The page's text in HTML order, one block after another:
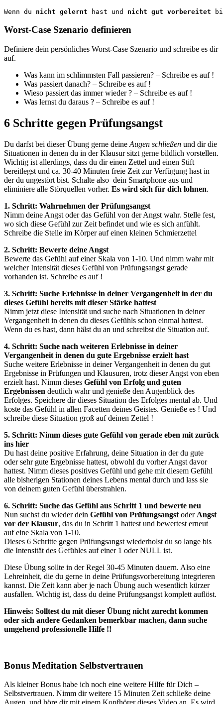
Wenn du nicht gelernt hast und nicht gut vorbereitet
Worst-Case Szenario definieren
Definiere dein persönliches Worst-Case Szenario und schreibe es dir
auf.
Was kann im schlimmsten Fall passieren? – Schreibe es auf !
Was passiert danach? – Schreibe es auf !
Wieso passiert das immer wieder ? – Schreibe es auf !
Was lernst du daraus ? – Schreibe es auf !
6 Schritte gegen Prüfungsangst
Du darfst bei dieser Übung gerne deine Augen schließen und dir die
Situationen in denen du in der Klausur sitzt gerne bildlich vorstellen.
Wichtig ist allerdings, dass du dir einen Zettel und einen Stift
bereitlegst und ca. 30-40 Minuten freie Zeit zur Verfügung hast in
der du ungestört bist. Schalte also dein Smartphone aus und
eliminiere alle Störquellen vorher. Es wird sich für dich lohnen.
1. Schritt: Wahrnehmen der Prüfungsangst
Nimm deine Angst oder das Gefühl von der Angst wahr. Stelle fest,
wo sich diese Gefühl zur Zeit befindet und wie es sich anfühlt.
Schreibe die Stelle im Körper auf einen kleinen Schmierzettel
2. Schritt: Bewerte deine Angst
Bewerte das Gefühl auf einer Skala von 1-10. Und nimm wahr mit
welcher Intensität dieses Gefühl von Prüfungsangst gerade
vorhanden ist. Schreibe es auf !
3. Schritt: Suche Erlebnisse in deiner Vergangenheit in der du
dieses Gefühl bereits mit dieser Stärke hattest
Nimm jetzt diese Intensität und suche nach Situationen in deiner
Vergangenheit in denen du dieses Gefühls schon einmal hattest.
Wenn du es hast, dann hälst du an und schreibst die Situation auf.
4. Schritt: Suche nach weiteren Erlebnisse in deiner
Vergangenheit in denen du gute Ergebnisse erzielt hast
Suche weitere Erlebnisse in deiner Vergangenheit in denen du gut
Ergebnisse in Prüfungen und Klausuren, trotz dieser Angst von eben
erzielt hast. Nimm dieses Gefühl von Erfolg und guten
Ergebnissen deutlich wahr und genieße den Augenblick des
Erfolges. Speichere dir dieses Situation des Erfolges mental ab. Und
koste das Gefühl in allen Facetten deines Geistes. Genieße es ! Und
schreibe diese Situation groß auf deinen Zettel !
5. Schritt: Nimm dieses gute Gefühl von gerade eben mit zurück
ins hier
Du hast deine positive Erfahrung, deine Situation in der du gute
oder sehr gute Ergebnisse hattest, obwohl du vorher Angst davor
hattest. Nimm dieses positives Gefühl und gehe mit diesem Gefühl
alle bisherigen Stationen deines Lebens mental durch und lass sie
von deinem guten Gefühl überstrahlen.
6. Schritt: Suche das Gefühl aus Schritt 1 und bewerte neu
Nun suchst du wieder dein Gefühl von Prüfungsangst oder Angst
vor der Klausur, das du in Schritt 1 hattest und bewertest erneut
auf eine Skala von 1-10.
Dieses 6 Schritte gegen Prüfungsangst wiederholst du so lange bis
die Intensität des Gefühles auf einer 1 oder NULL ist.
Diese Übung sollte in der Regel 30-45 Minuten dauern. Also eine
Lehreinheit, die du gerne in deine Prüfungsvorbereitung integrieren
kannst. Die Zeit kann aber je nach Übung auch wesentlich kürzer
ausfallen. Wichtig ist, dass du deine Prüfungsangst komplett auflöst.
Hinweis: Solltest du mit dieser Übung nicht zurecht kommen
oder sich andere Gedanken bemerkbar machen, dann suche
umgehend professionelle Hilfe !!
Bonus Meditation Selbstvertrauen
Als kleiner Bonus habe ich noch eine weitere Hilfe für Dich –
Selbstvertrauen. Nimm dir weitere 15 Minuten Zeit schließe deine